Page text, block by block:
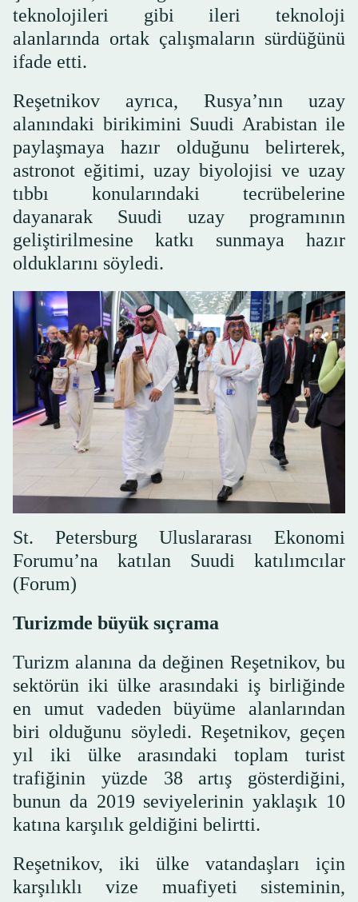
teknolojileri gibi ileri teknoloji
alanlarında ortak çalışmaların sürdüğünü
ifade etti.
Reşetnikov ayrıca, Rusya’nın uzay
alanındaki birikimini Suudi Arabistan ile
paylaşmaya hazır olduğunu belirterek,
astronot eğitimi, uzay biyolojisi ve uzay
tıbbı konularındaki tecrübelerine
dayanarak Suudi uzay programının
geliştirilmesine katkı sunmaya hazır
olduklarını söyledi.
St. Petersburg Uluslararası Ekonomi
Forumu’na katılan Suudi katılımcılar
(Forum)
Turizmde büyük sıçrama
Turizm alanına da değinen Reşetnikov, bu
sektörün iki ülke arasındaki iş birliğinde
en umut vadeden büyüme alanlarından
biri olduğunu söyledi. Reşetnikov, geçen
yıl iki ülke arasındaki toplam turist
trafiğinin yüzde 38 artış gösterdiğini,
bunun da 2019 seviyelerinin yaklaşık 10
katına karşılık geldiğini belirtti.
Reşetnikov, iki ülke vatandaşları için
karşılıklı vize muafiyeti sisteminin,